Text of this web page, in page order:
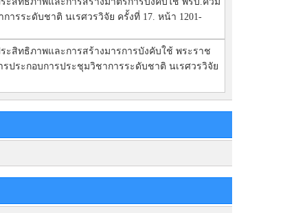
รระดับชาติ นเรศวรวิจัย ครั้งที่ 17. หน้า 1201-
ะสิทธิภาพและการสร้างมารการบังคับใช้ พระราช
ระกอบการประชุมวิชาการระดับชาติ นเรศวรวิจัย